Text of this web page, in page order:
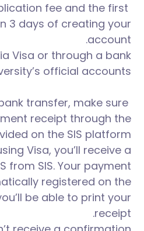
fee and the first
3 days of creating your
account.
Visa or through a bank
official accounts.
transfer, make sure
receipt through the
on the SIS platform.
Visa, you’ll receive a
from SIS. Your payment
registered on the
be able to print your
receipt.